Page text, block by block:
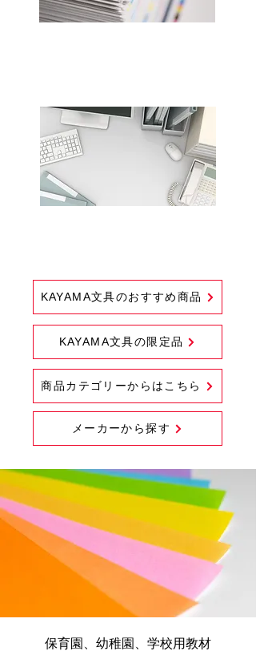
KAYAMA文具のおすすめ商品
KAYAMA文具の限定品
商品カテゴリーからはこちら
メーカーから探す
​保育園、幼稚園、学校用教材